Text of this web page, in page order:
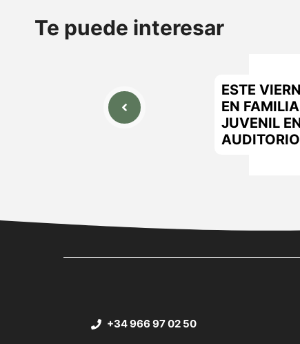
Te puede interesar
ESTE
EN
JUVENIL
AUDITORIO
+34 966 97 02 50